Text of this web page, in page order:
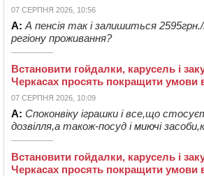
07 СЕРПНЯ 2026, 10:56
А: А пенсія так і залишиться 2595грн./
регіону проживання?
Встановити гойдалки, карусель і
Черкасах просять покращити умови
07 СЕРПНЯ 2026, 10:09
А: Споконвіку іграшки і все,що
дозвілля,а також-посуд і миючі
Встановити гойдалки, карусель і
Черкасах просять покращити умови